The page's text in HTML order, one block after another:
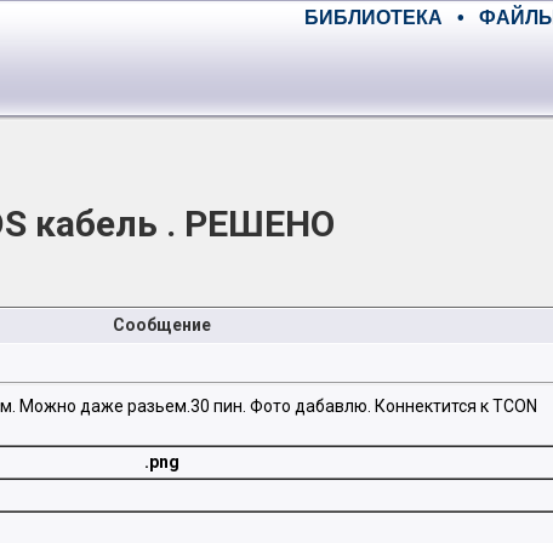
БИБЛИОТЕКА • ФАЙЛЫ
кабель . РЕШЕНО
Сообщение
Можно даже разьем.30 пин. Фото дабавлю. Коннектится к TCON
.png